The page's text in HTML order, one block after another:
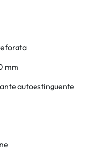
mm
autoestinguente